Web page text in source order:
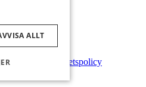
AB.
Integritetspolicy
ALLT